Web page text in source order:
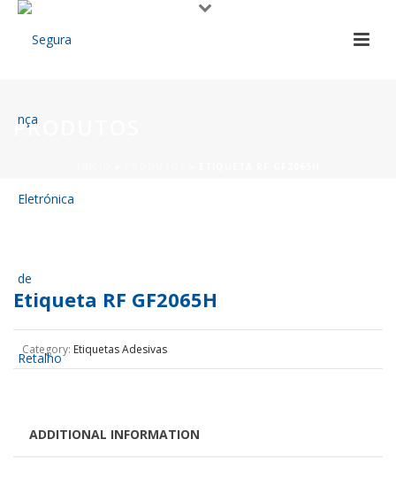
PRODUTOS
Etiqueta RF GF2065H
Category: Etiquetas Adesivas
ADDITIONAL INFORMATION